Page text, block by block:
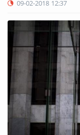
09-02-2018 12:37